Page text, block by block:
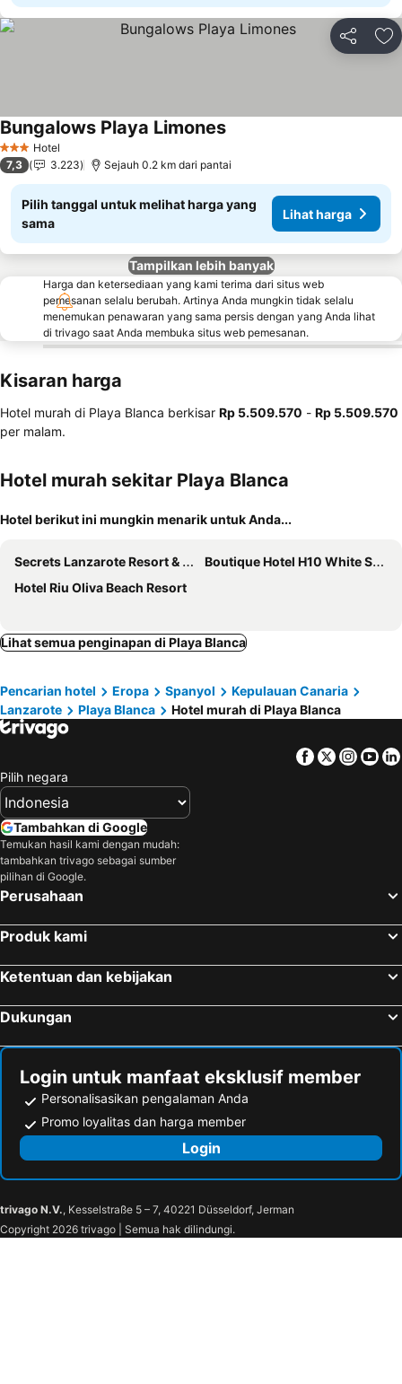
Bagikan
3 BintangHotel
Bungalows Playa LimonesLihat harga
7,3 3.223 Sejauh 0.2 km dari pantai
Pilih tanggal untuk melihat harga yang
sama
Lihat harga
Tampilkan lebih banyak
Harga dan ketersediaan yang kami terima dari situs web
pemesanan selalu berubah. Artinya Anda mungkin tidak selalu
menemukan penawaran yang sama persis dengan yang Anda lihat
di trivago saat Anda membuka situs web pemesanan.
Kisaran harga
Hotel murah di Playa Blanca berkisar ‎Rp 5.509.570 - ‎Rp 5.509.570
per malam.
Hotel murah sekitar Playa Blanca
Hotel berikut ini mungkin menarik untuk Anda...
Secrets Lanzarote Resort & Spa
Boutique Hotel H10 White Suites - Adults Only
Hotel Riu Oliva Beach Resort
Lihat semua penginapan di Playa Blanca
Pencarian hotel Eropa Spanyol
Kepulauan Canaria
Lanzarote
Playa Blanca Hotel murah di Playa Blanca
Facebook
Twitter
Pilih negara
Tambahkan di Google
Temukan hasil kami dengan mudah:
tambahkan trivago sebagai sumber
pilihan di Google.
Perusahaan
Produk kami
Ketentuan dan kebijakan
Dukungan
Login untuk manfaat eksklusif member
Personalisasikan pengalaman Anda
Promo loyalitas dan harga member
Login
trivago N.V., Kesselstraße 5 – 7, 40221 Düsseldorf, Jerman
Copyright 2026 trivago | Semua hak dilindungi.